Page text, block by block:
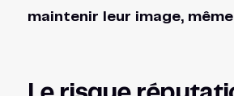
maintenir leur image,